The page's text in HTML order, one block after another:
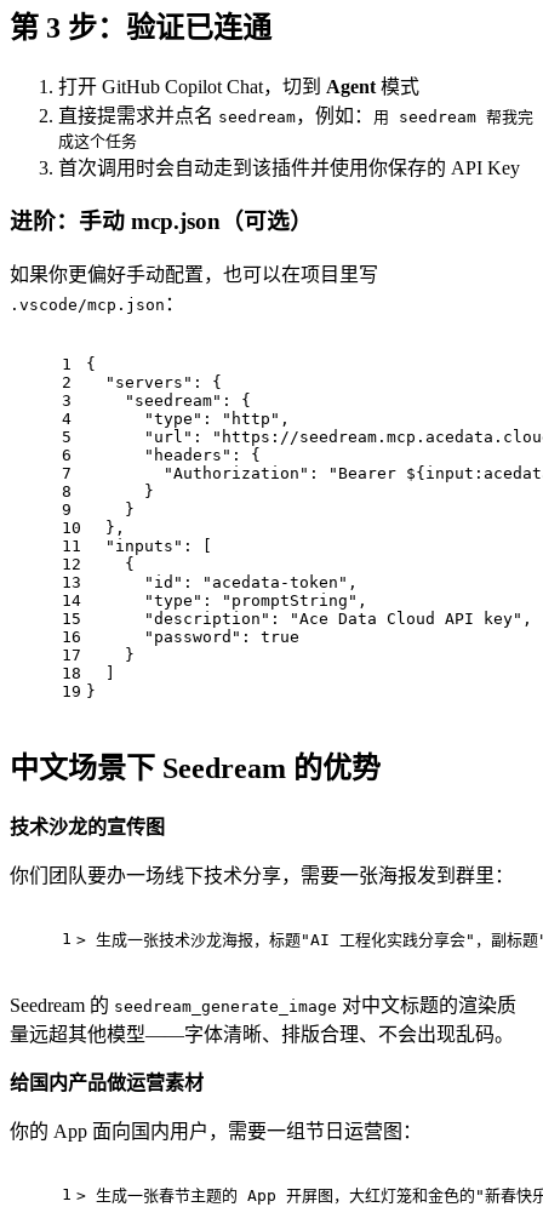
第 3 步：验证已连通
打开 GitHub Copilot Chat，切到 Agent 模式
直接提需求并点名 seedream，例如：
用 seedream 帮我完
成这个任务
首次调用时会自动走到该插件并使用你保存的 API Key
进阶：手动 mcp.json（可选）
如果你更偏好手动配置，也可以在项目里写
.vscode/mcp.json ：
1
2
3
4
5
6
7
8
9
10
11
12
13
14
15
16
17
18
19
{
"servers" : {
"seedream" : {
"type" : "http" ,
"url" :
"https://
"headers" : {
"Authorization" :
"Bearer
      }
    }
  },
"inputs" : [
    {
"id" : "acedata-token" ,
"type" : "promptString" ,
"description" : "Ace Data Cloud API key" ,
"password" : true
    }
}
中文场景下 Seedream 的优势
技术沙龙的宣传图
你们团队要办一场线下技术分享，需要一张海报发到群里：
1 > 生成一张技术沙龙海报，标题"AI 工程化实践分享会" ，副标题
Seedream 的 seedream_generate_image 对中文标题的渲染质
量远超其他模型——字体清晰、排版合理、不会出现乱码。
给国内产品做运营素材
你的 App 面向国内用户，需要一组节日运营图：
1 > 生成一张春节主题的 App 开屏图，大红灯笼和金色的 "新春快